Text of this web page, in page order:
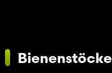
Bienenstöcke